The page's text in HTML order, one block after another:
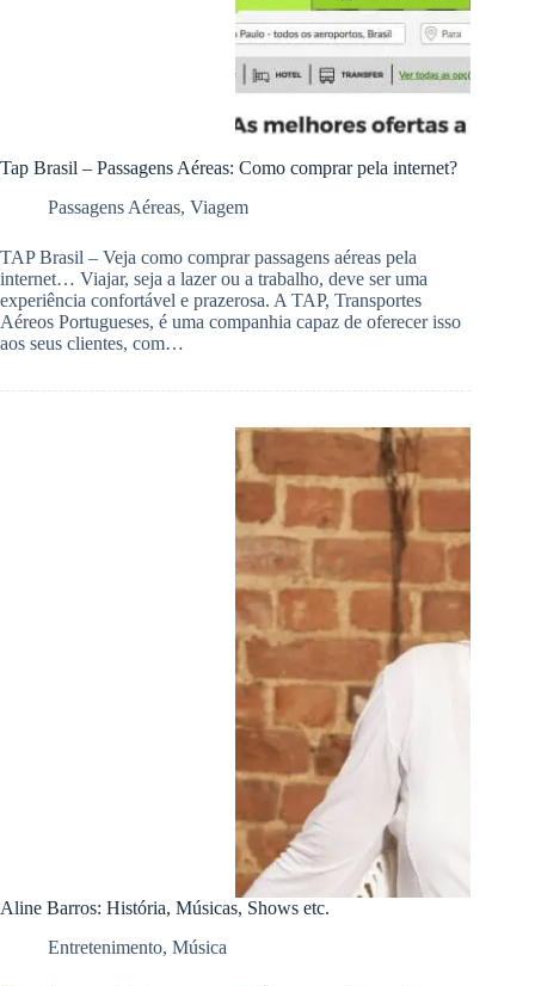
Tap Brasil – Passagens Aéreas: Como comprar pela internet?
Passagens Aéreas, Viagem
TAP Brasil – Veja como comprar passagens aéreas pela
internet… Viajar, seja a lazer ou a trabalho, deve ser uma
experiência confortável e prazerosa. A TAP, Transportes
Aéreos Portugueses, é uma companhia capaz de oferecer isso
aos seus clientes, com…
Aline Barros: História, Músicas, Shows etc.
Entretenimento, Música